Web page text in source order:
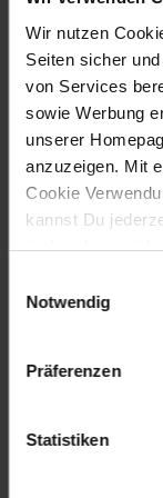
Wir nutzen
Seiten sicher
von Services
sowie Werbung
unserer
anzuzeigen. Mit
Cookie
kannst Du
ändern bzw.
Notwendig
Präferenzen
Statistiken
Maße als
Flexibel
Schlafbett
Klappbar
Inkl.
Äußerst
Artikelnummer:
Artikel gehört zur